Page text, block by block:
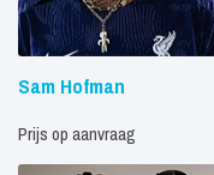
Sam Hofman
Prijs op aanvraag